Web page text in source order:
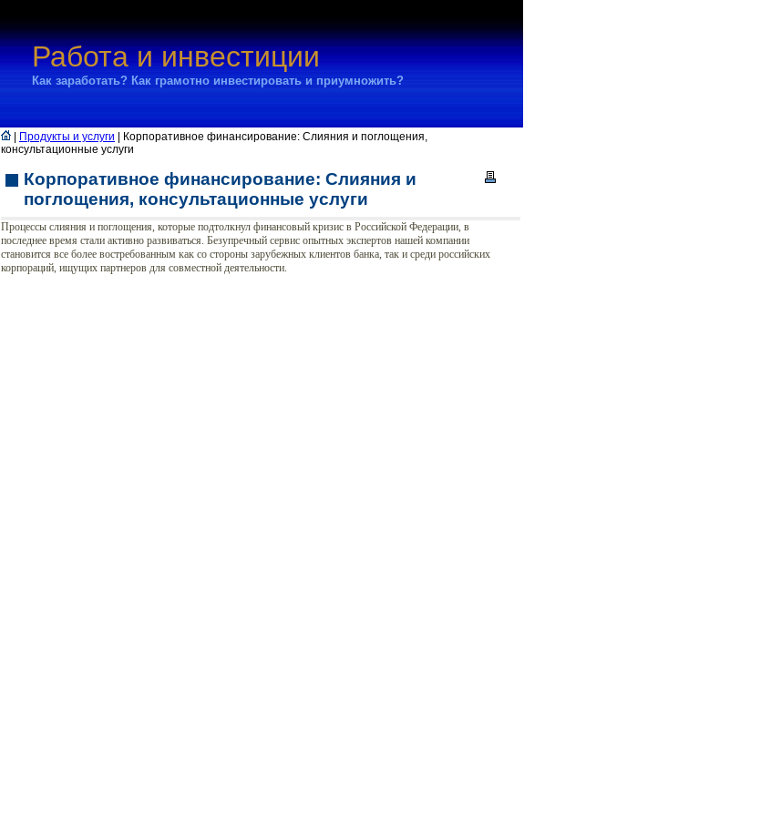
Работа и инвестиции
Как заработать? Как грамотно инвестировать и приумножить?
Продукты и услуги | Корпоративное финансирование: Слияния и поглощения,
консультационные услуги
Корпоративное финансирование: Слияния и
поглощения, консультационные услуги
Процессы слияния и поглощения, которые подтолкнул финансовый кризис в Российской Федерации, в
последнее время стали активно развиваться. Безупречный сервис опытных экспертов нашей компании
становится все более востребованным как со стороны зарубежных клиентов банка, так и среди российских
корпораций, ищущих партнеров для совместной деятельности.